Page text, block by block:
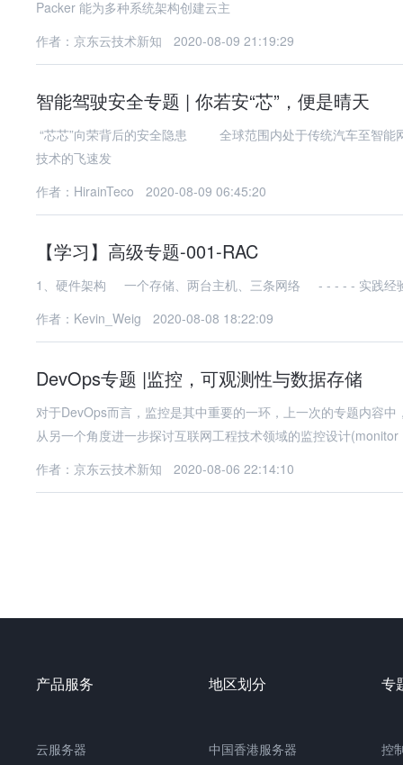
Packer 能为多种系统架构创建云主
作者：京东云技术新知
2020-08-09 21:19:29
智能驾驶安全专题 | 你若安“芯”，便是晴天
“芯芯”向荣背后的安全隐患 全球范围内处于传统汽车至智能
技术的飞速发
作者：HirainTeco
2020-08-09 06:45:20
【学习】高级专题-001-RAC
作者：Kevin_Weig 2020-08-08 18:22:09
DevOps专题 |监控，可观测性与数据存储
对于DevOps而言，监控是其中重要的一环，上一次的专题内容
从另一个角度进一步探讨互联网工程技术领域的监控设计(monitor
作者：京东云技术新知
2020-08-06 22:14:10
产品服务
云服务器
地区划分
中国香港服务器
专
控